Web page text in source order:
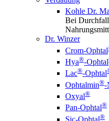
Kohle Dr.
Bei
Dr. Winzer
Crom-Ophtal
Hya®-Ophtal
Lac®-Ophtal
Ophtalmin®-
Oxyal®
Pan-Ophtal®
Sic-Ophtal®